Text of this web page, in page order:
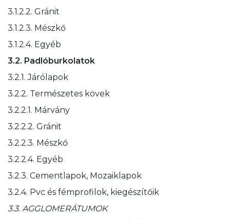
3.1.2.2. Gránit
3.1.2.3. Mészkő
3.1.2.4. Egyéb
3.2. Padlóburkolatok
3.2.1. Járólapok
3.2.2. Természetes kövek
3.2.2.1. Márvány
3.2.2.2. Gránit
3.2.2.3. Mészkő
3.2.2.4. Egyéb
3.2.3. Cementlapok, Mozaiklapok
3.2.4. Pvc és fémprofilok, kiegészítőik
3.3. AGGLOMERÁTUMOK